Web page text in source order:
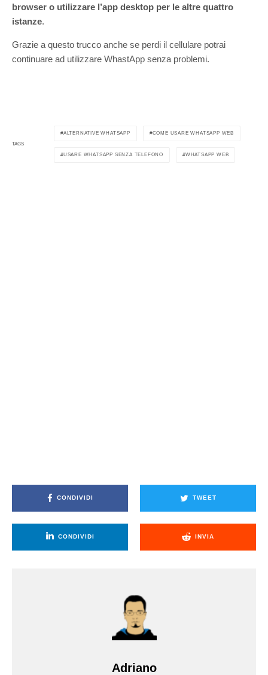
browser o utilizzare l’app desktop per le altre quattro
istanze.
Grazie a questo trucco anche se perdi il cellulare potrai
continuare ad utilizzare WhastApp senza problemi.
TAGS
ALTERNATIVE WHATSAPP COME USARE WHATSAPP WEB
USARE WHATSAPP SENZA TELEFONO WHATSAPP WEB
CONDIVIDI TWEET
CONDIVIDI INVIA
Adriano